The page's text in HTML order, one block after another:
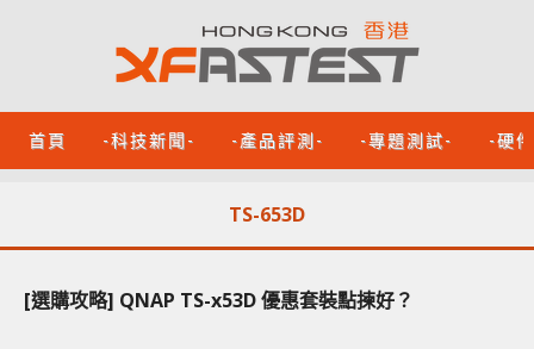
首頁 -科技新聞- -產品評測- -專題測試- -硬
TS-653D
[選購攻略] QNAP TS-x53D 優惠套裝點揀好？